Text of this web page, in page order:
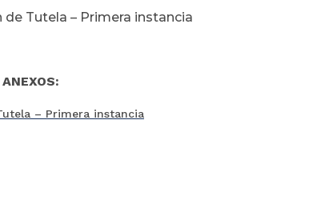
de Tutela – Primera instancia
– Primera instancia